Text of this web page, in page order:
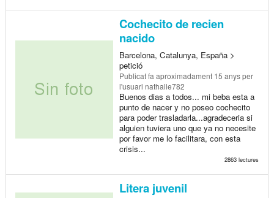
Cochecito de recien
nacido
Barcelona, Catalunya, España >
petició
Publicatfa aproximadament 15 anysper
l'usuari nathalie782
Buenos dias a todos... mi beba esta a
punto de nacer y no poseo cochecito
para poder trasladarla...agradeceria si
alguien tuviera uno que ya no necesite
por favor me lo facilitara, con esta
crisis...
2863 lectures
Litera juvenil